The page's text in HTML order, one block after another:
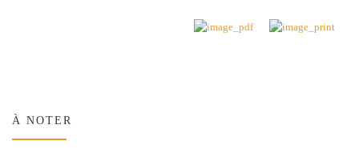
À NOTER